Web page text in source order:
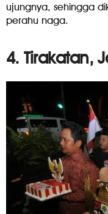
ujungnya, sehingga
perahu naga.
4. Tirakatan,